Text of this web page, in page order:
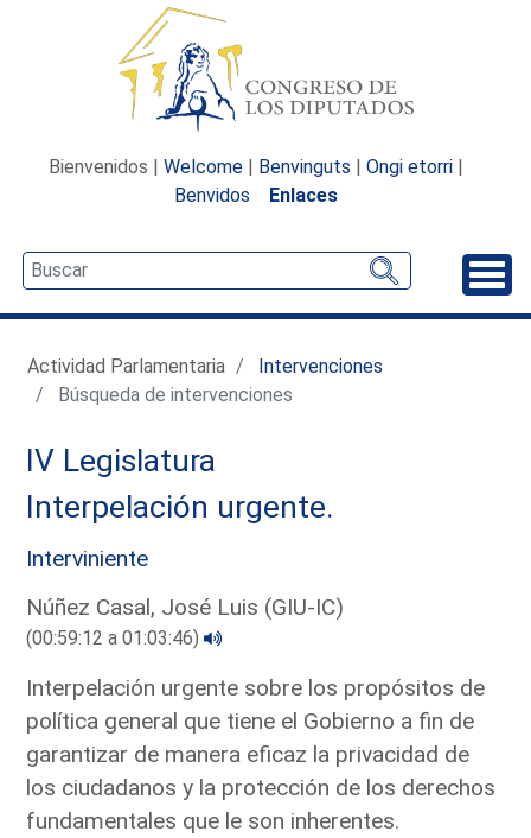
Bienvenidos | Welcome | Benvinguts | Ongi etorri |
Benvidos
Enlaces
Actividad Parlamentaria
Intervenciones
Búsqueda de intervenciones
IV Legislatura
Interpelación urgente.
Interviniente
Núñez Casal, José Luis (GIU-IC)
(00:59:12 a 01:03:46)
Interpelación urgente sobre los propósitos de
política general que tiene el Gobierno a fin de
garantizar de manera eficaz la privacidad de
los ciudadanos y la protección de los derechos
fundamentales que le son inherentes.